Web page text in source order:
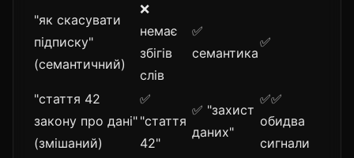
"як скасувати
підписку"
(семантичний)
❌
немає
збігів
слів
✅
семантика
✅
"стаття 42
закону про дані"
(змішаний)
✅
"стаття
42"
✅ "захист
даних"
✅✅
обидва
сигнали